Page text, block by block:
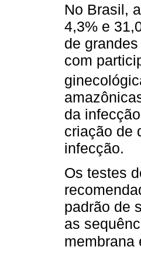
No Brasil,
4,3% e
de
com
da
criação de
infecção.
Os testes
padrão de
as
membrana